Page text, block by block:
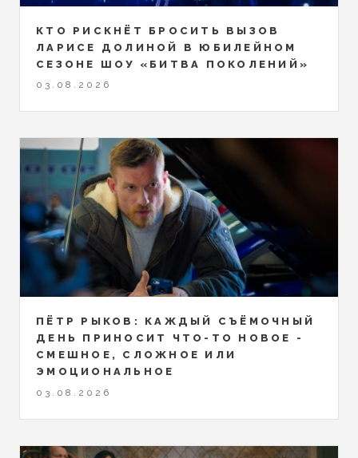
КТО РИСКНЁТ БРОСИТЬ ВЫЗОВ
ЛАРИСЕ ДОЛИНОЙ В ЮБИЛЕЙНОМ
СЕЗОНЕ ШОУ «БИТВА ПОКОЛЕНИЙ»
03.08.2026
ПЁТР РЫКОВ: КАЖДЫЙ СЪЁМОЧНЫЙ
ДЕНЬ ПРИНОСИТ ЧТО-ТО НОВОЕ -
СМЕШНОЕ, СЛОЖНОЕ ИЛИ
ЭМОЦИОНАЛЬНОЕ
03.08.2026